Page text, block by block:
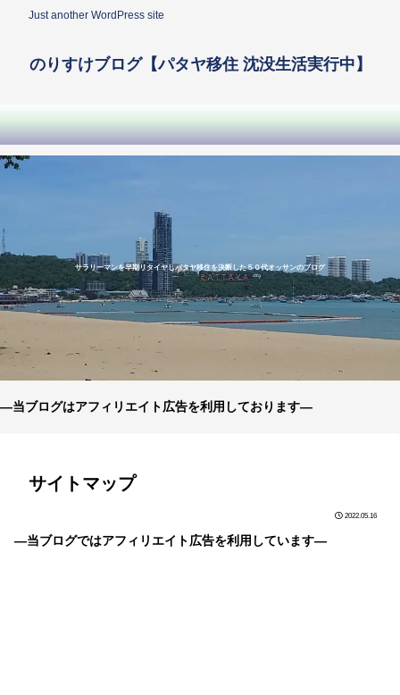
Just another WordPress site
のりすけブログ【パタヤ移住 沈没生活実行中】
サラリーマンを早期リタイヤしパタヤ移住を決断した５０代オッサンのブログ
—当ブログはアフィリエイト広告を利用しております—
サイトマップ
2022.05.16
―当ブログではアフィリエイト広告を利用しています―